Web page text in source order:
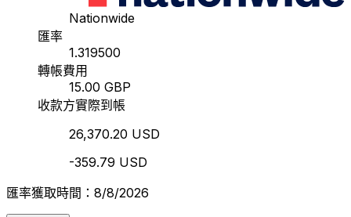
Nationwide
匯率
1.319500
轉帳費用
15.00 GBP
收款方實際到帳
26,370.20 USD
-359.79 USD
匯率獲取時間：8/8/2026